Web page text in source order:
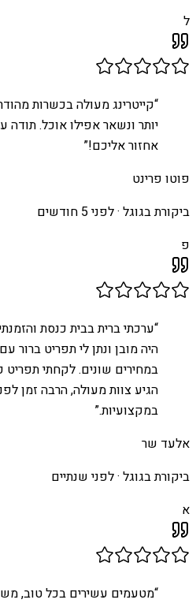
ל
“קייטרינג מעולה בכשרות
יותר ונשאר אפילו אוכל. תודה
אחזור אליכם!”
פוטו פרינט
ביקורת בגוגל ·לפני 5 חודשים
פ
“ערכתי ברית בבית כנסת
היה מובן ונתן לי תפריט ברור
במחירים שונים. לקחתי תפריט
הגיע צוות מעולה, הרבה זמן
במקצועיות.”
אלעד שר
ביקורת בגוגל ·לפני שנתיים
א
“מטעמים עשירים בכל טוב,